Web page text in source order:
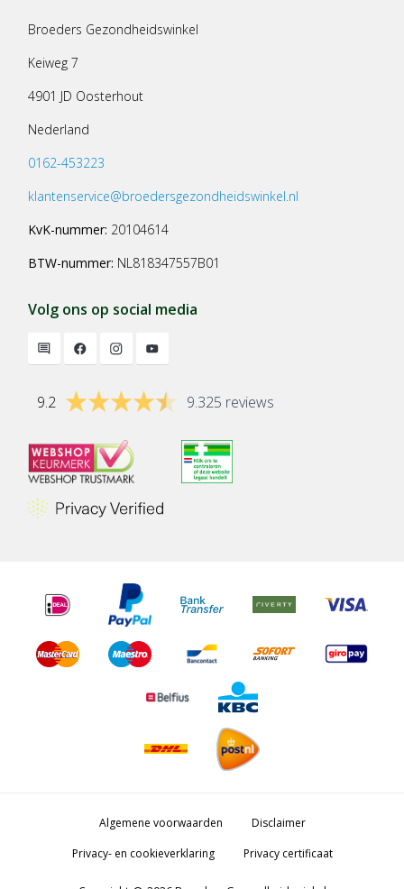
Broeders Gezondheidswinkel
Keiweg 7
4901 JD Oosterhout
Nederland
0162-453223
klantenservice@broedersgezondheidswinkel.nl
KvK-nummer: 20104614
BTW-nummer: NL818347557B01
Volg ons op social media
9.2 9.325 reviews
Algemene voorwaarden
Disclaimer
Privacy- en cookieverklaring
Privacy certificaat